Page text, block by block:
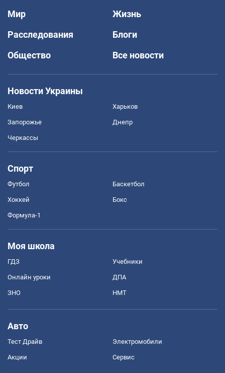
Мир
Жизнь
Расследования
Блоги
Общество
Все новости
Новости Украины
Киев Харьков
Запорожье Днепр
Черкассы
Спорт
Футбол Баскетбол
Хоккей Бокс
Формула-1
Моя школа
ГДЗ Учебники
Онлайн уроки ДПА
ЗНО НМТ
Авто
Тест Драйв Электромобили
Акции Сервис